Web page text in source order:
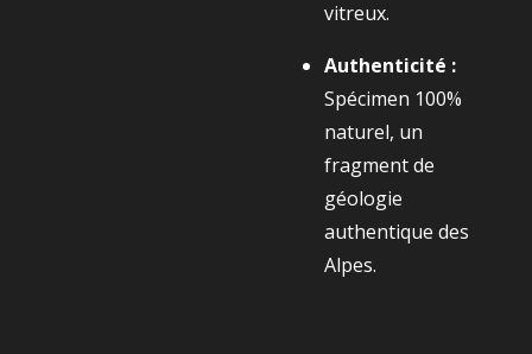
vitreux.
Authenticité :
Spécimen 100%
naturel, un
fragment de
géologie
authentique des
Alpes.